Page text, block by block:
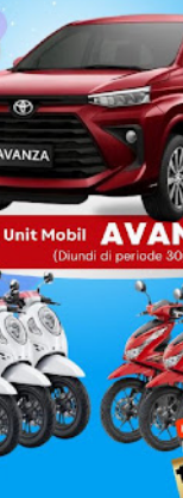
dalam al-Qur’an. A...